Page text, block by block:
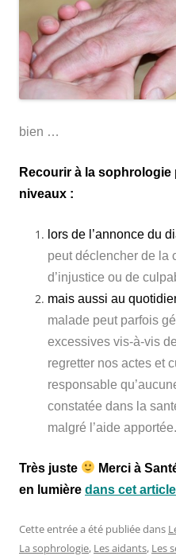
bien …
Recourir à la
niveaux :
lors de l’annonce du
peut déclencher de la
d’injustice ou de
mais aussi au
malade peut parfois
excessives vis-à-vis
regretter nos actes et
responsable
constatée dans la
malgré l’aide apportée.
Très juste
Merci à
en lumière dans cet article
Cette entrée a été publiée dans
La sophrologie, Les aidants, Les